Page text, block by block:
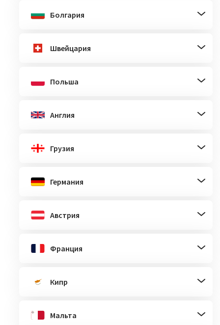
Болгария
Швейцария
Польша
Англия
Грузия
Германия
Австрия
Франция
Кипр
Мальта